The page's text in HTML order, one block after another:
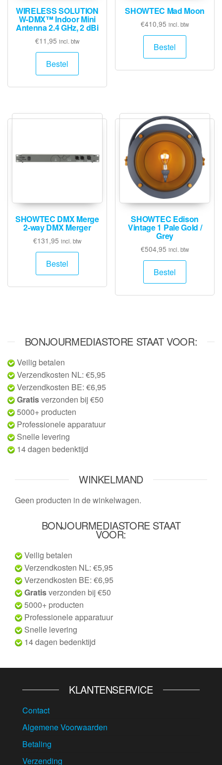
WIRELESS SOLUTION
W-DMX™ Indoor Mini
Antenna 2.4 GHz, 2 dBi
€11,95 incl. btw
Bestel
SHOWTEC Mad Moon
€410,95 incl. btw
Bestel
SHOWTEC DMX Merge
2-way DMX Merger
€131,95 incl. btw
Bestel
SHOWTEC Edison
Vintage 1 Pale Gold /
Grey
€504,95 incl. btw
Bestel
BONJOURMEDIASTORE STAAT VOOR:
Veilig betalen
Verzendkosten NL: €5,95
Verzendkosten BE: €6,95
Gratisverzonden bij €50
5000+ producten
Professionele apparatuur
Snelle levering
14 dagen bedenktijd
WINKELMAND
Geen producten in de winkelwagen.
BONJOURMEDIASTORE STAAT
VOOR:
Veilig betalen
Verzendkosten NL: €5,95
Verzendkosten BE: €6,95
Gratisverzonden bij €50
5000+ producten
Professionele apparatuur
Snelle levering
14 dagen bedenktijd
KLANTENSERVICE
Contact
Algemene Voorwaarden
Betaling
Verzending